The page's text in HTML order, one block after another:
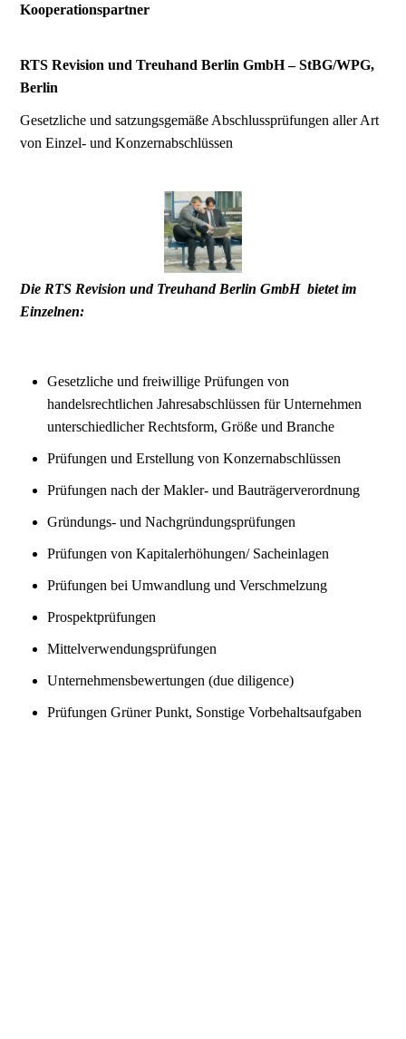
Kooperationspartner
RTS Revision und Treuhand Berlin GmbH – StBG/WPG,
Berlin
Gesetzliche und satzungsgemäße Abschlussprüfungen aller Art
von Einzel- und Konzernabschlüssen
Die RTS Revision und Treuhand Berlin GmbH bietet im
Einzelnen:
Gesetzliche und freiwillige Prüfungen von
handelsrechtlichen Jahresabschlüssen für Unternehmen
unterschiedlicher Rechtsform, Größe und Branche
Prüfungen und Erstellung von Konzernabschlüssen
Prüfungen nach der Makler- und Bauträgerverordnung
Gründungs- und Nachgründungsprüfungen
Prüfungen von Kapitalerhöhungen/ Sacheinlagen
Prüfungen bei Umwandlung und Verschmelzung
Prospektprüfungen
Mittelverwendungsprüfungen
Unternehmensbewertungen (due diligence)
Prüfungen Grüner Punkt, Sonstige Vorbehaltsaufgaben